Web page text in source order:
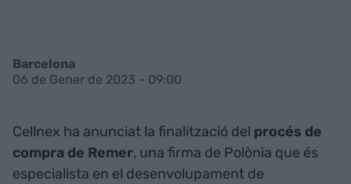
Barcelona
06 de Gener de 2023 - 09:00
Cellnex ha anunciat la finalització del procés de
compra de Remer, una firma de Polònia que és
especialista en el desenvolupament de